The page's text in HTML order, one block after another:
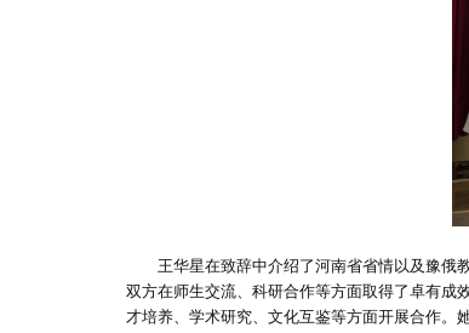
王华星在致辞中介绍了河南省省情以及豫俄
双方在师生交流、科研合作等方面取得了卓有成
才培养、学术研究、文化互鉴等方面开展合作。